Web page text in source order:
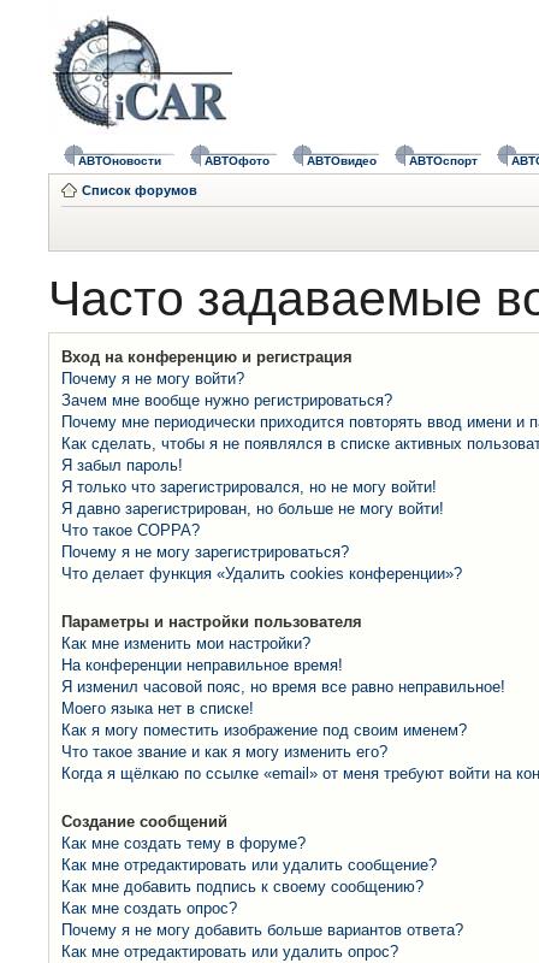
АВТОновости АВТОфото АВТОвидео АВТОспорт
Список форумов
Часто задаваемые
Вход на конференцию и регистрация
Почему я не могу войти?
Зачем мне вообще нужно регистрироваться?
Почему мне периодически приходится повторять ввод имени и
Как сделать, чтобы я не появлялся в списке активных
Я забыл пароль!
Я только что зарегистрировался, но не могу войти!
Я давно зарегистрирован, но больше не могу войти!
Что такое COPPA?
Почему я не могу зарегистрироваться?
Что делает функция «Удалить cookies конференции»?
Параметры и настройки пользователя
Как мне изменить мои настройки?
На конференции неправильное время!
Я изменил часовой пояс, но время все равно неправильное!
Моего языка нет в списке!
Как я могу поместить изображение под своим именем?
Что такое звание и как я могу изменить его?
Когда я щёлкаю по ссылке «email» от меня требуют войти на
Создание сообщений
Как мне создать тему в форуме?
Как мне отредактировать или удалить сообщение?
Как мне добавить подпись к своему сообщению?
Как мне создать опрос?
Почему я не могу добавить больше вариантов ответа?
Как мне отредактировать или удалить опрос?